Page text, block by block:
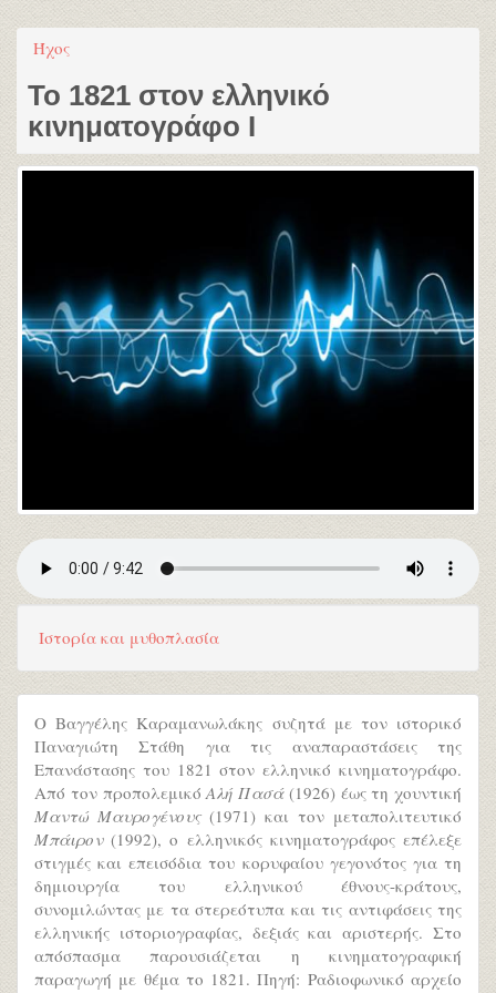
Ήχος
Το 1821 στον ελληνικό
κινηματογράφο Ι
Ιστορία και μυθοπλασία
Ο Βαγγέλης Καραμανωλάκης συζητά με τον ιστορικό
Παναγιώτη Στάθη για τις αναπαραστάσεις της
Επανάστασης του 1821 στον ελληνικό κινηματογράφο.
Από τον προπολεμικόΑλή Πασά(1926) έως τη χουντική
Μαντώ Μαυρογένους(1971) και τον μεταπολιτευτικό
Μπάιρον(1992), ο ελληνικός κινηματογράφος επέλεξε
στιγμές και επεισόδια του κορυφαίου γεγονότος για τη
δημιουργία του ελληνικού έθνους-κράτους,
συνομιλώντας με τα στερεότυπα και τις αντιφάσεις της
ελληνικής ιστοριογραφίας, δεξιάς και αριστερής. Στο
απόσπασμα παρουσιάζεται η κινηματογραφική
παραγωγή με θέμα το 1821. Πηγή: Ραδιοφωνικό αρχείο